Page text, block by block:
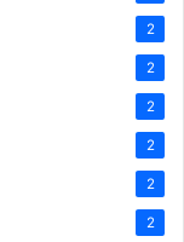
2
2
2
2
2
2